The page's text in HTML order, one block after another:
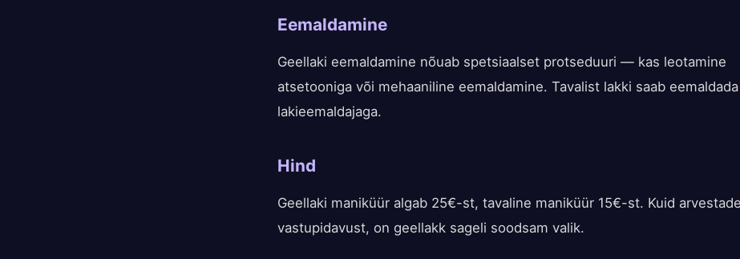
Eemaldamine
Geellaki eemaldamine nõuab spetsiaalset protseduuri — kas leotamine
atsetooniga või mehaaniline eemaldamine. Tavalist lakki saab
lakieemaldajaga.
Hind
Geellaki maniküür algab 25€-st, tavaline maniküür 15€-st. Kuid
vastupidavust, on geellakk sageli soodsam valik.